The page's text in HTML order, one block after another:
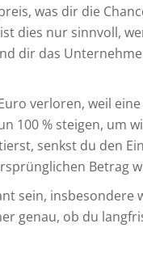
was dir die
dies nur sinnvoll,
dir das
verloren, weil
100 % steigen, um
senkst du den
Betrag
sein, insbesondere
genau, ob du